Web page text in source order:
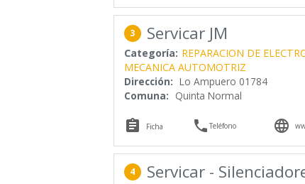
3 Servicar JM
Categoría: REPARACION DE
MECANICA AUTOMOTRIZ
Dirección: Lo Ampuero 01784
Comuna: Quinta Normal
 Ficha Teléfono 
4 Servicar -